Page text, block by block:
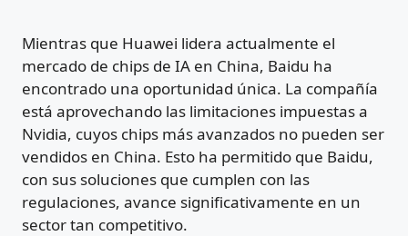
Mientras que Huawei lidera actualmente el
mercado de chips de IA en China, Baidu ha
encontrado una oportunidad única. La compañía
está aprovechando las limitaciones impuestas a
Nvidia, cuyos chips más avanzados no pueden ser
vendidos en China. Esto ha permitido que Baidu,
con sus soluciones que cumplen con las
regulaciones, avance significativamente en un
sector tan competitivo.